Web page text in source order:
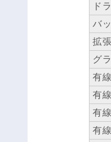
ド
バ
拡
グ
有
有
有
有